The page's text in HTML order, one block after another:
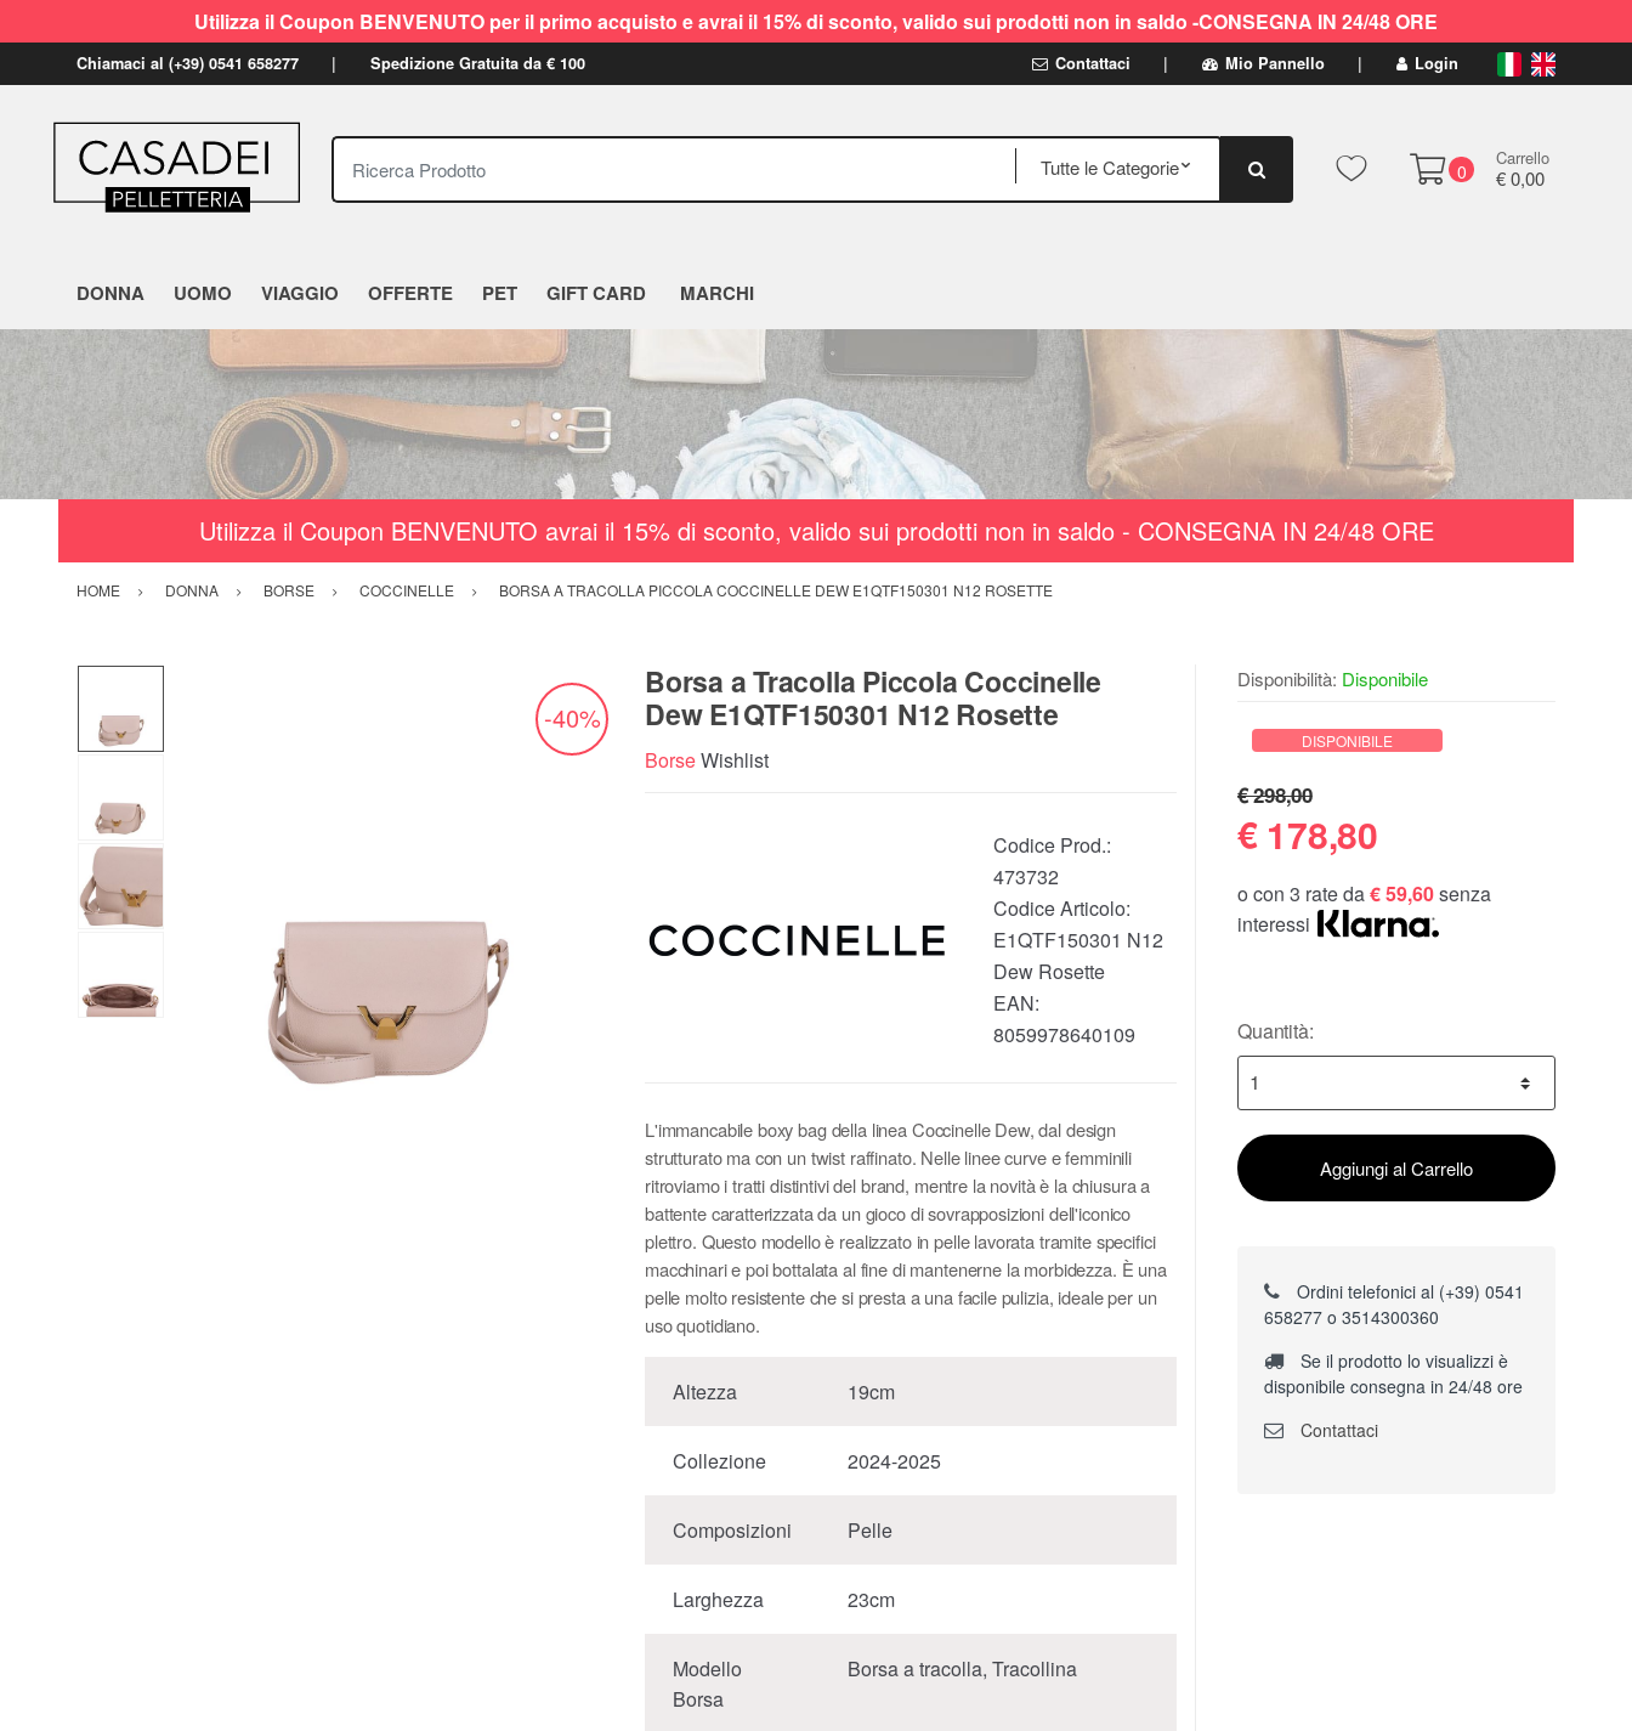
Utilizza il Coupon BENVENUTO per il primo acquisto e avrai il 15% di sconto, valido sui prodotti non in saldo -CONSEGNA IN 24/48 ORE
Chiamaci al (+39) 0541 658277 Spedizione Gratuita da € 100 Contattaci Mio Pannello Login
Ricerca Prodotto
0
Carrello
€ 0,00
DONNA UOMO VIAGGIO OFFERTE PET GIFT CARD MARCHI
Utilizza il Coupon BENVENUTO avrai il 15% di sconto, valido sui prodotti non in saldo - CONSEGNA IN 24/48 ORE
HOME DONNA BORSE COCCINELLE BORSA A TRACOLLA PICCOLA COCCINELLE DEW E1QTF150301 N12 ROSETTE
-40%
Borsa a Tracolla Piccola Coccinelle
Dew E1QTF150301 N12 Rosette
BorseWishlist
Codice Prod.:
473732
Codice Articolo:
E1QTF150301 N12
Dew Rosette
EAN:
8059978640109
L'immancabile boxy bag della linea Coccinelle Dew, dal design
strutturato ma con un twist raffinato. Nelle linee curve e femminili
ritroviamo i tratti distintivi del brand, mentre la novità è la chiusura a
battente caratterizzata da un gioco di sovrapposizioni dell'iconico
plettro. Questo modello è realizzato in pelle lavorata tramite specifici
macchinari e poi bottalata al fine di mantenerne la morbidezza. È una
pelle molto resistente che si presta a una facile pulizia, ideale per un
uso quotidiano.
Altezza 19cm
Collezione 2024-2025
Composizioni Pelle
Larghezza 23cm
Modello
Borsa
Borsa a tracolla, Tracollina
Disponibilità: Disponibile
DISPONIBILE
€ 298,00
€ 178,80
o con 3 rate da€ 59,60senza
interessi
Quantità:
Aggiungi al Carrello
Ordini telefonici al (+39) 0541
658277 o 3514300360
Se il prodotto lo visualizzi è
disponibile consegna in 24/48 ore
Contattaci